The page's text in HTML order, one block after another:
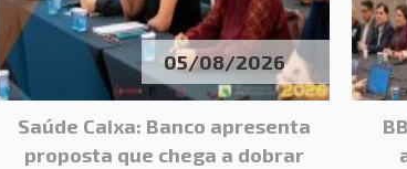
05/08/2026
Saúde Caixa: Banco apresenta
proposta que chega a dobrar